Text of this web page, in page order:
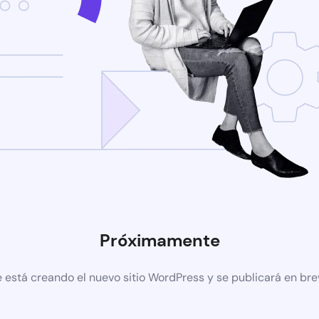
Próximamente
está creando el nuevo sitio WordPress y se publicará en